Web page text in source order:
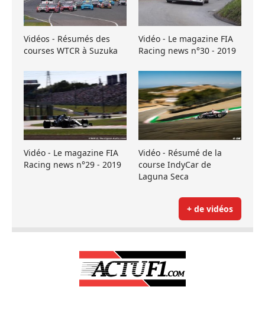
Vidéos - Résumés des
courses WTCR à Suzuka
Vidéo - Le magazine FIA
Racing news n°30 - 2019
Vidéo - Le magazine FIA
Racing news n°29 - 2019
Vidéo - Résumé de la
course IndyCar de
Laguna Seca
+ de vidéos